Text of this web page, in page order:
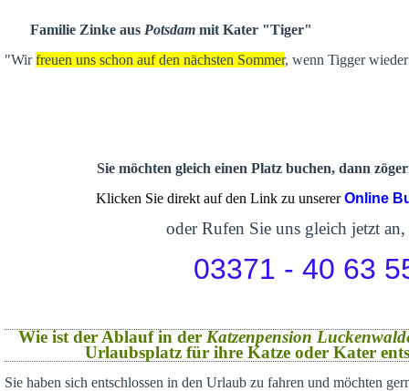
Familie Zinke aus Potsdam mit Kater "Tiger"
"Wirfreuen uns schon auf den nächsten Sommer, wenn Tigger
Sie möchten gleich einen Platz buchen, dann
Klicken Sie direkt auf den Link zu unsererOnline
oder Rufen Sie uns gleich jetzt an,
03371 - 40 63
Wie ist der Ablauf in der Katzenpension
Urlaubsplatz für ihre Katze oder Kater
Sie haben sich entschlossen in den Urlaub zu fahren und möchten